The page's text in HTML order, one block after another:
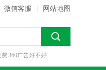
微信客服 网站地图
费360广告好不好